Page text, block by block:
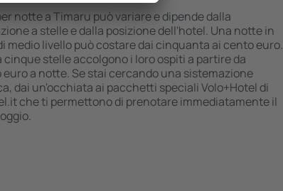
notte a Timaru può variare e dipende dalla
a stelle e dalla posizione dell'hotel. Una notte in
medio livello può costare dai cinquanta ai cento euro.
cinque stelle accolgono i loro ospiti a partire da
a notte. Se stai cercando una sistemazione
dai un'occhiata ai pacchetti speciali Volo+Hotel di
che ti permettono di prenotare immediatamente il